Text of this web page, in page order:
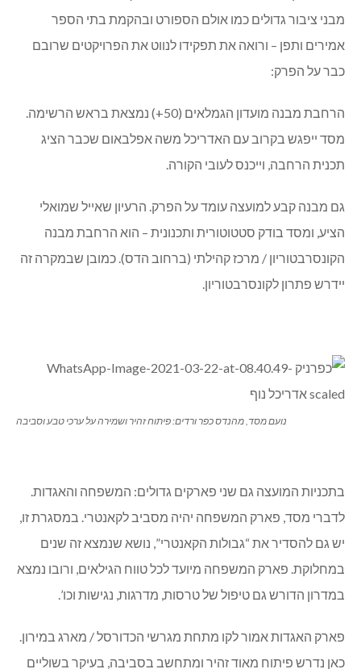
רשימת פרויקטים
מסד מציין עוד כי בשנים האחרונות התברך כפר ורדים בהשלמת
מבני ציבור גדולים כמו אולם הספורט ובהקמת בתי הספר
אמירים ותפן – ורואה את תפקידו לנווט את הפרויקטים שרובם
כבר על הפרק:
מסד ייפגש בקרוב עם האדריכל משה אפלבאום שכבר הציג
תכנית הרחבה, וייכנס לעובי הקורה.
גם מבנה קבע למועצה עומד על הפרק. הרעיון שאייל שמואלי
הציע, ומסד בודק סטטוטורית ותכנונית – הוא הרחבת מבנה
נועם מסד, מהנדס כפר ורדים: פיתוח זהיר ושמירה על ערכי טבע וסביבה
בתכניות המועצה גם שני פארקים גדולים: המשפחה והאגדות.
לדברי מסד, פארק המשפחה יהיה מסביב לקאנטרי. במסגרת זו,
יש גם להסדיר את “גבולות הקאנטרי”, נושא שנמצא זה שנים
במחלוקת. פארק המשפחה מיועד לכל טווח הגילאים, ורובו נמצא
במדרון הדורש גם טיפול של טרסות, מדרגות, נגישות וכו’.